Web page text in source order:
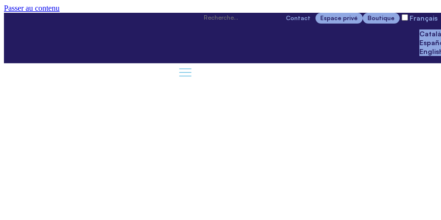
Passer au contenu
Contact Espace privé Boutique
Français
Català